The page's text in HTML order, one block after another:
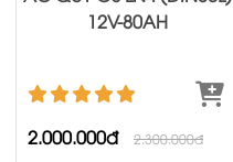
12V-80AH
2.000.000đ 2.300.000đ